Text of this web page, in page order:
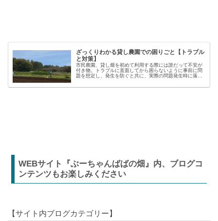
ざっくりわかる貸し農園での困りごと【トラブル
と対策】
市民農園、貸し畑を初めて利用する際には誰だって不安が
付き物。トラブルに直面してから困らないように事前に問
題を想定し、発生を防ぐと共に、実際の問題発生時に落ち
【困った】と【トラブル】困りごとト...
WEBサイト『ぶーちゃんばばの畑』内、ブログコ
ンテンツもお楽しみください
【サイト内ブログカテゴリー】